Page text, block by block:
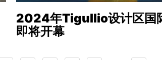
2024年Tigullio设计区国
即将开幕